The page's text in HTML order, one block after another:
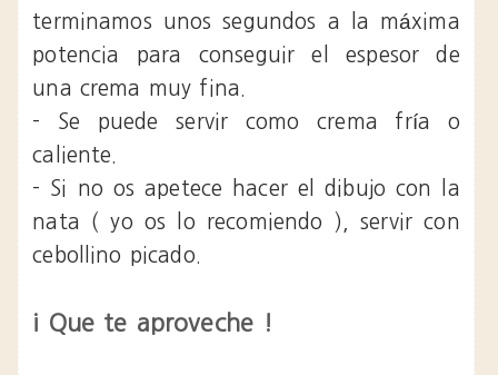
terminamos unos segundos a la máxima
potencia para conseguir el espesor de
una crema muy fina.
- Se puede servir como crema fría o
caliente.
- Si no os apetece hacer el dibujo con la
nata ( yo os lo recomiendo ), servir con
cebollino picado.
¡ Que te aproveche !